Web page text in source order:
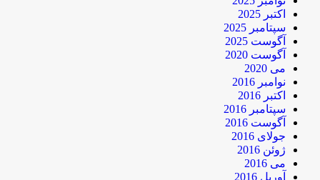
اکتبر 2025
سپتامبر 2025
آگوست 2025
آگوست 2020
می 2020
نوامبر 2016
اکتبر 2016
سپتامبر 2016
آگوست 2016
جولای 2016
ژوئن 2016
می 2016
آوریل 2016